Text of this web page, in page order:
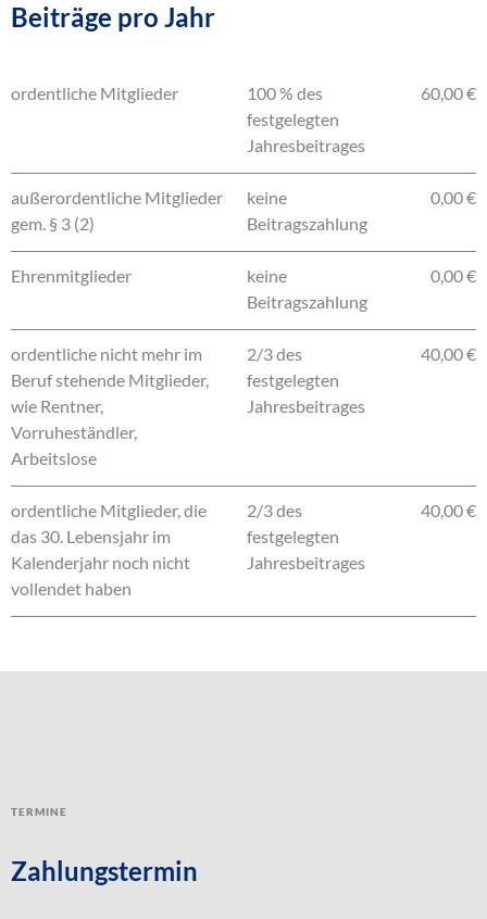
Beiträge pro Jahr
ordentliche Mitglieder
100 % des
festgelegten
Jahresbeitrages
60,00 €
außerordentliche Mitglieder
gem. § 3 (2)
keine
Beitragszahlung
0,00 €
Ehrenmitglieder
keine
Beitragszahlung
0,00 €
ordentliche nicht mehr im
Beruf stehende Mitglieder,
wie Rentner,
Vorruheständler,
Arbeitslose
2/3 des
festgelegten
Jahresbeitrages
40,00 €
ordentliche Mitglieder, die
das 30. Lebensjahr im
Kalenderjahr noch nicht
vollendet haben
2/3 des
festgelegten
Jahresbeitrages
40,00 €
Termine
Zahlungstermin